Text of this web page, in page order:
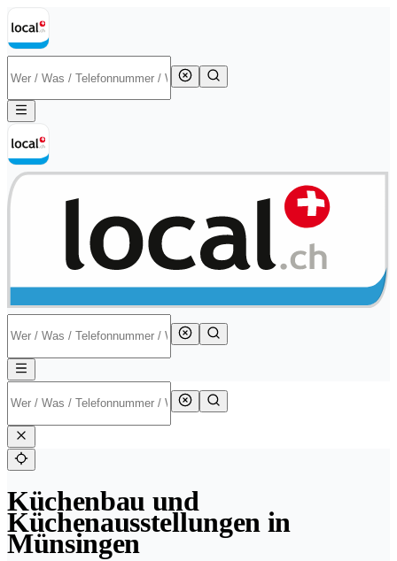
Küchenbau und
Küchenausstellungen in
Münsingen